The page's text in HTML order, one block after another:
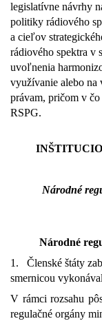
legislatívne návrhy
politiky rádiového
a cieľov
rádiového spektra v
uvoľnenia
využívanie alebo
právam, pričom v
RSPG.
Národné
Národné
1.
Členské štáty
smernicou
V rámci rozsahu
regulačné orgány